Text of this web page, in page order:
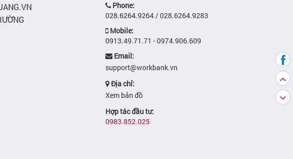
Phone:
028.6264.9264 / 028.6264.9283
Mobile:
0913.49.71.71 - 0974.906.609
Email:
support@workbank.vn
Địa chỉ:
Xem bản đồ
Hợp tác đầu tư:
0983.852.025